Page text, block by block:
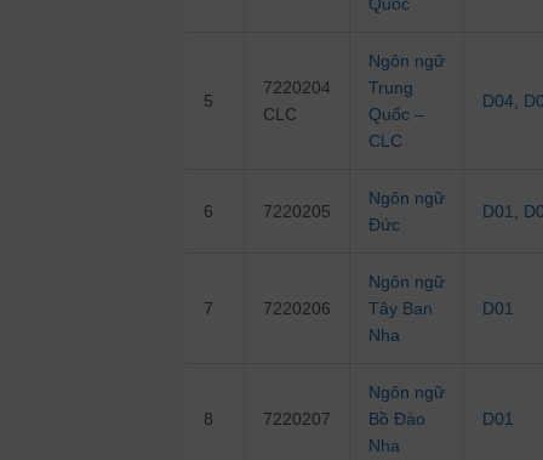
5
7220204
CLC
Ngôn ngữ
Trung
Quốc –
CLC
D04
6 7220205
Ngôn ngữ
Đức
D01
7 7220206
Ngôn ngữ
Tây Ban
Nha
D01
8 7220207
Ngôn ngữ
Bồ Đào
Nha
D01